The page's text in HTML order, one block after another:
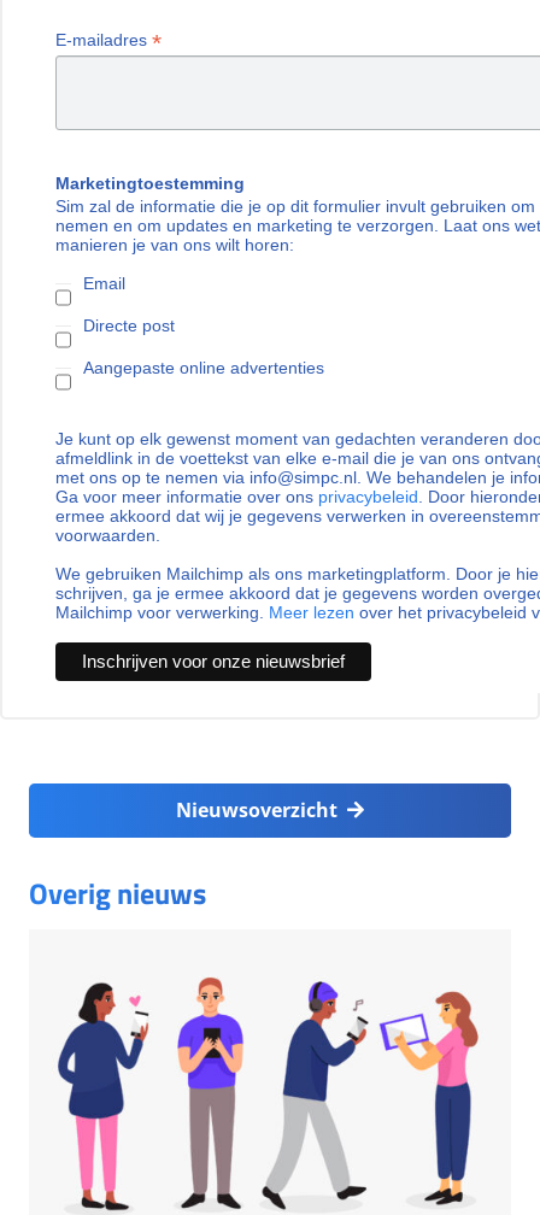
E-mailadres *
Marketingtoestemming
Sim zal de informatie die je op dit formulier invult gebruiken
nemen en om updates en marketing te verzorgen. Laat ons
manieren je van ons wilt horen:
Email
Directe post
Aangepaste online advertenties
Je kunt op elk gewenst moment van gedachten veranderen
afmeldlink in de voettekst van elke e-mail die je van ons
met ons op te nemen via info@simpc.nl. We behandelen je
Ga voor meer informatie over ons privacybeleid. Door
ermee akkoord dat wij je gegevens verwerken in
voorwaarden.
We gebruiken Mailchimp als ons marketingplatform. Door je
schrijven, ga je ermee akkoord dat je gegevens worden
Mailchimp voor verwerking. Meer lezen over het privacybeleid
Nieuwsoverzicht
Overig nieuws